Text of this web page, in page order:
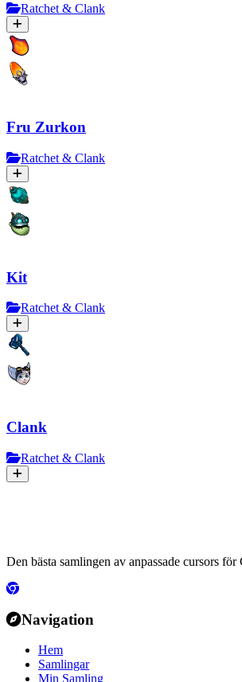
Ratchet & Clank
Fru Zurkon
Ratchet & Clank
Kit
Ratchet & Clank
Clank
Ratchet & Clank
Den bästa samlingen av anpassade cursors
Navigation
Hem
Samlingar
Min Samling